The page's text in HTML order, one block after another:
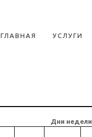
ГЛАВНАЯ УСЛУГИ
Дни недели